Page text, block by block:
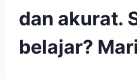
dan akurat.
belajar?